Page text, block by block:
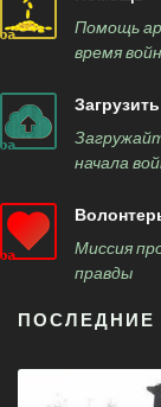
Помощь
время
начала
Миссия
правды
ПОСЛЕДНИЕ